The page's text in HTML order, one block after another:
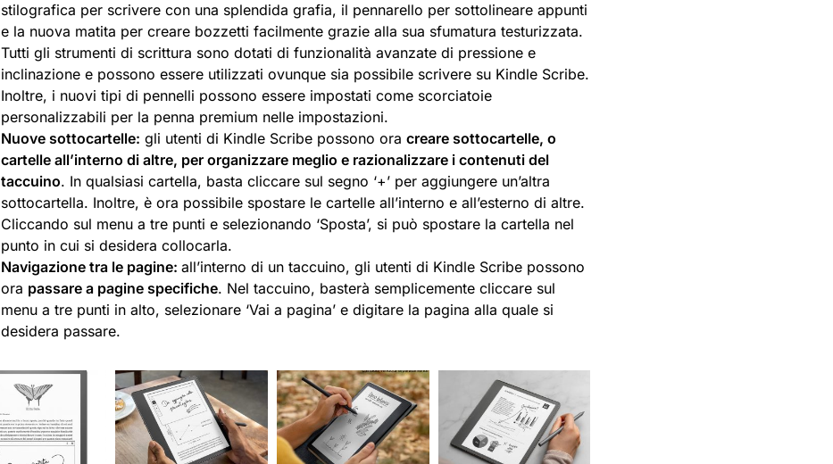
stilografica per scrivere con una splendida grafia, il pennarello per sottolineare appunti
e la nuova matita per creare bozzetti facilmente grazie alla sua sfumatura testurizzata.
Tutti gli strumenti di scrittura sono dotati di funzionalità avanzate di pressione e
inclinazione e possono essere utilizzati ovunque sia possibile scrivere su Kindle Scribe.
Inoltre, i nuovi tipi di pennelli possono essere impostati come scorciatoie
personalizzabili per la penna premium nelle impostazioni.
Nuove sottocartelle: gli utenti di Kindle Scribe possono ora creare sottocartelle, o
cartelle all’interno di altre, per organizzare meglio e razionalizzare i contenuti del
taccuino. In qualsiasi cartella, basta cliccare sul segno ‘+’ per aggiungere un’altra
sottocartella. Inoltre, è ora possibile spostare le cartelle all’interno e all’esterno di altre.
Cliccando sul menu a tre punti e selezionando ‘Sposta’, si può spostare la cartella nel
punto in cui si desidera collocarla.
Navigazione tra le pagine: all’interno di un taccuino, gli utenti di Kindle Scribe possono
ora passare a pagine specifiche. Nel taccuino, basterà semplicemente cliccare sul
menu a tre punti in alto, selezionare ‘Vai a pagina’ e digitare la pagina alla quale si
desidera passare.